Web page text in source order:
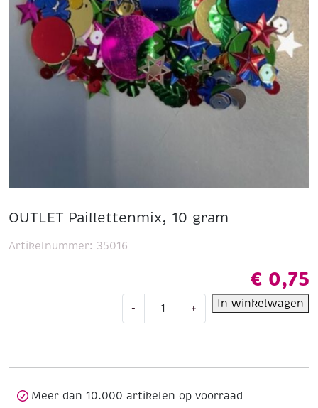
OUTLET Paillettenmix, 10 gram
€ 0,75
-
Paillettenmix,
+ In winkelwagen
Artikelnummer: 35016
Meer dan 10.000 artikelen op voorraad